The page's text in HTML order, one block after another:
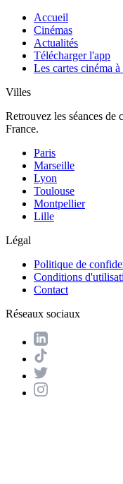
Accueil
Cinémas
Actualités
Télécharger l'app
Les cartes cinéma à
Villes
Retrouvez les séances de
France.
Paris
Marseille
Lyon
Toulouse
Montpellier
Lille
Légal
Politique de
Conditions
Contact
Réseaux sociaux